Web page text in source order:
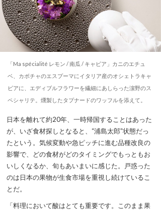
「Ma spécialité レモン / 南瓜 / キャビア」カニのエチュ
ベ、カボチャのエスプーマにイタリア産のオシェトラキャ
ビアに、エディブルフラワーを繊細にあしらった濵野のス
ペシャリテ。燻製したタプナードのワッフルを添えて。
日本を離れて約20年、一時帰国することはあった
が、いざ食材探しとなると、“浦島太郎”状態だっ
たという。気候変動や急ピッチに進む品種改良の
影響で、どの食材がどのタイミングでもっともお
いしくなるか、旬もあいまいに感じた。戸惑った
のは日本の果物が生食市場を重視し続けているこ
とだ。
「料理において酸はとても重要です。このまま果